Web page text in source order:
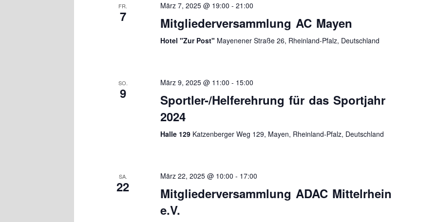
FR.
7
März 7, 2025 @ 19:00 - 21:00
Mitgliederversammlung AC Mayen
Hotel "Zur Post" Mayenener Straße 26, Rheinland-Pfalz, Deutschland
SO.
9
März 9, 2025 @ 11:00 - 15:00
Sportler-/Helferehrung für das Sportjahr
2024
Halle 129 Katzenberger Weg 129, Mayen, Rheinland-Pfalz, Deutschland
SA.
22
März 22, 2025 @ 10:00 - 17:00
Mitgliederversammlung ADAC Mittelrhein
e.V.